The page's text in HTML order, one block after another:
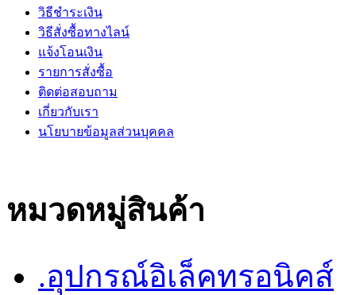
วิธีชำระเงิน
วิธีสั่งซื้อทางไลน์
แจ้งโอนเงิน
รายการสั่งซื้อ
ติดต่อสอบถาม
เกี่ยวกับเรา
นโยบายข้อมูลส่วนบุคคล
หมวดหมู่สินค้า
.อุปกรณ์อิเล็คทรอนิคส์